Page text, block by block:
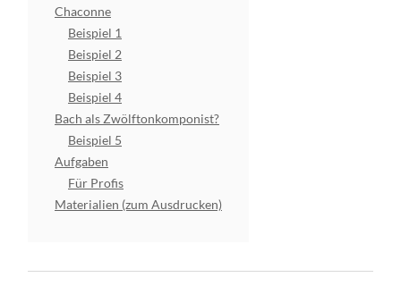
Chaconne
Beispiel 1
Beispiel 2
Beispiel 3
Beispiel 4
Bach als Zwölftonkomponist?
Beispiel 5
Aufgaben
Für Profis
Materialien (zum Ausdrucken)